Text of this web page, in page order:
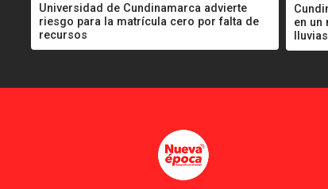
Universidad de Cundinamarca advierte
riesgo para la matrícula cero por falta de
recursos
en un
lluvias